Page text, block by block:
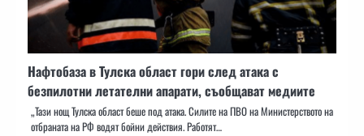
Нафтобаза в Тулска област гори след атака с
безпилотни летателни апарати, съобщават медиите
„Тази нощ Тулска област беше под атака. Силите на ПВО на Министерството на
отбраната на РФ водят бойни действия. Работят…